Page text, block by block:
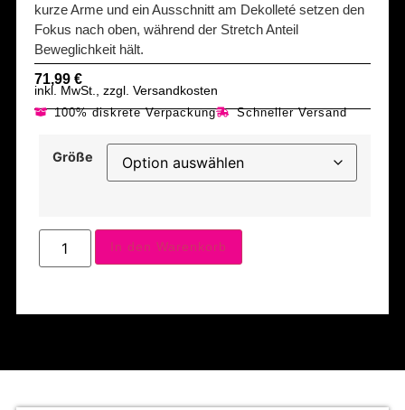
kurze Arme und ein Ausschnitt am Dekolleté setzen den
Fokus nach oben, während der Stretch Anteil
Beweglichkeit hält.
71,99 €
inkl. MwSt., zzgl. Versandkosten
100% diskrete Verpackung Schneller Versand
Größe
In den Warenkorb